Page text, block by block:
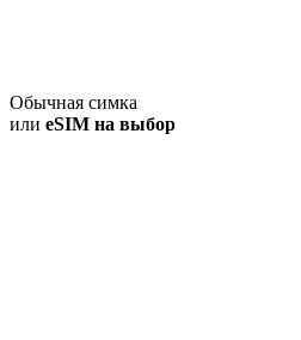
Обычная симка
или eSIM на выбор